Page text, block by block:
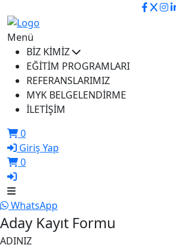
Menü
BİZ KİMİZ
EĞİTİM PROGRAMLARI
REFERANSLARIMIZ
MYK BELGELENDİRME
İLETİŞİM
0
Giriş Yap
0
WhatsApp
Aday Kayıt Formu
ADINIZ